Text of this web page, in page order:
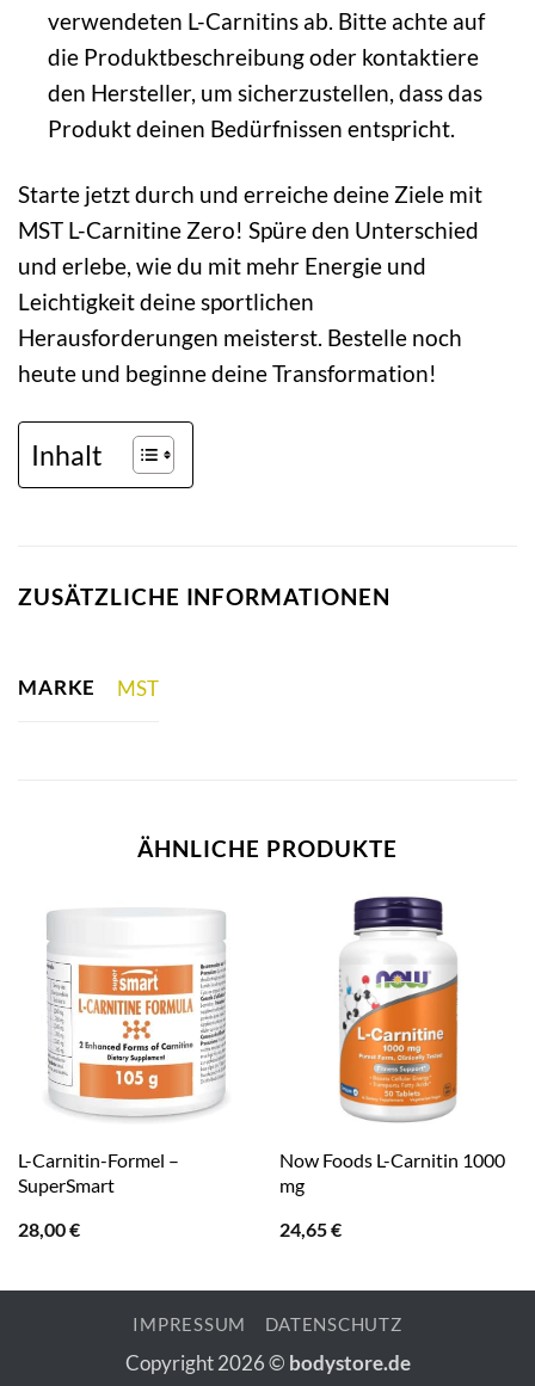
verwendeten L-Carnitins ab. Bitte achte auf
die Produktbeschreibung oder kontaktiere
den Hersteller, um sicherzustellen, dass das
Produkt deinen Bedürfnissen entspricht.
Starte jetzt durch und erreiche deine Ziele mit
MST L-Carnitine Zero! Spüre den Unterschied
und erlebe, wie du mit mehr Energie und
Leichtigkeit deine sportlichen
Herausforderungen meisterst. Bestelle noch
heute und beginne deine Transformation!
Inhalt
ZUSÄTZLICHE INFORMATIONEN
MARKE MST
ÄHNLICHE PRODUKTE
L-Carnitin-Formel –
SuperSmart
28,00€
Now Foods L-Carnitin 1000
mg
24,65€
IMPRESSUM DATENSCHUTZ
Copyright 2026 © bodystore.de